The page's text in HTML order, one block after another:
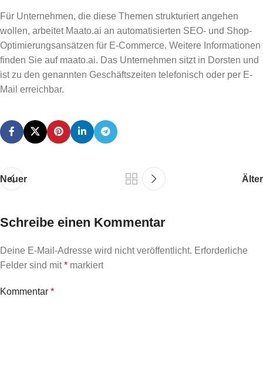
Für Unternehmen, die diese Themen strukturiert angehen
wollen, arbeitet Maato.ai an automatisierten SEO- und Shop-
Optimierungsansätzen für E-Commerce. Weitere Informationen
finden Sie auf maato.ai. Das Unternehmen sitzt in Dorsten und
ist zu den genannten Geschäftszeiten telefonisch oder per E-
Mail erreichbar.
Neuer Älter
Schreibe einen Kommentar
Deine E-Mail-Adresse wird nicht veröffentlicht. Erforderliche
Felder sind mit* markiert
Kommentar *